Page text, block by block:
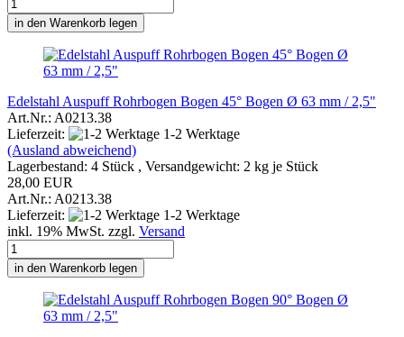
in den Warenkorb legen
Edelstahl Auspuff Rohrbogen Bogen 45° Bogen Ø 63 mm / 2,5"
Art.Nr.: A0213.38
Lieferzeit:
1-2 Werktage
(Ausland abweichend)
Lagerbestand: 4 Stück , Versandgewicht: 2 kg je Stück
28,00 EUR
Art.Nr.: A0213.38
Lieferzeit:
1-2 Werktage
inkl. 19% MwSt. zzgl. Versand
in den Warenkorb legen